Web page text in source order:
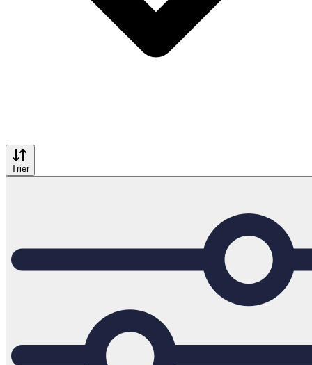
Trier